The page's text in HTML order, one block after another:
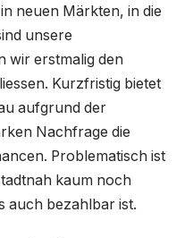
neuen Märkten, in die
unsere
wir erstmalig den
Kurzfristig bietet
aufgrund der
Nachfrage die
Problematisch ist
kaum noch
auch bezahlbar ist.